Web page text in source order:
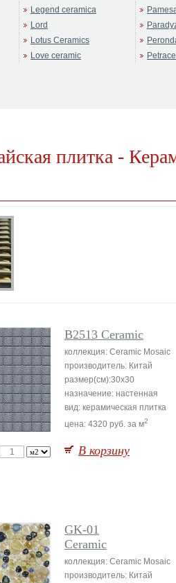
Legend ceramica
Lord
Lotus Ceramics
Love ceramic
плитка -
B2513 Ceramic
коллекция: Ceramic Mosaic
производитель: Китай
размер(см):30x30
назначение: настенная
вид: керамическая плитка
цена: 4320 руб. за м2
В корзину
GK-01
Ceramic
коллекция: Ceramic Mosaic
производитель: Китай